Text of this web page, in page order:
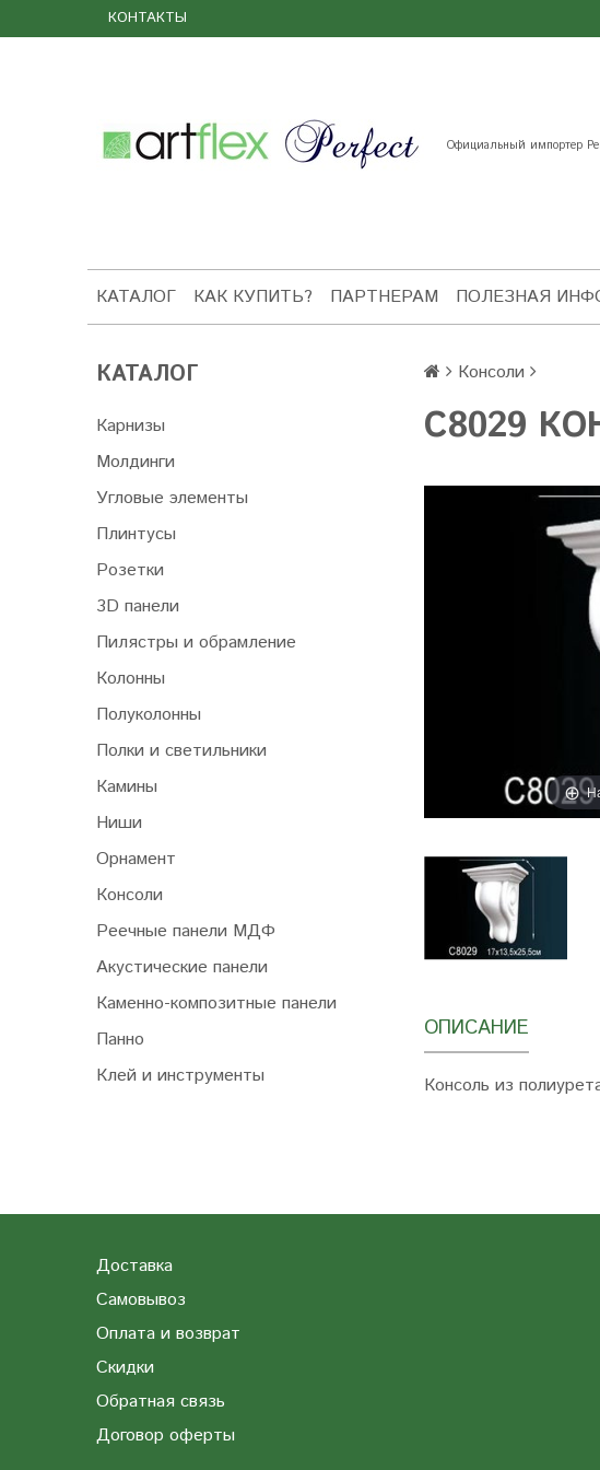
КОНТАКТЫ
Официальный импортер
КАТАЛОГ КАК КУПИТЬ? ПАРТНЕРАМ ПОЛЕЗНАЯ
КАТАЛОГ
Карнизы
Молдинги
Угловые элементы
Плинтусы
Розетки
3D панели
Пилястры и обрамление
Колонны
Полуколонны
Полки и светильники
Камины
Ниши
Орнамент
Консоли
Реечные панели МДФ
Акустические панели
Каменно-композитные панели
Панно
Клей и инструменты
Консоли
C8029
ОПИСАНИЕ
Консоль из
Доставка
Самовывоз
Оплата и возврат
Скидки
Обратная связь
Договор оферты